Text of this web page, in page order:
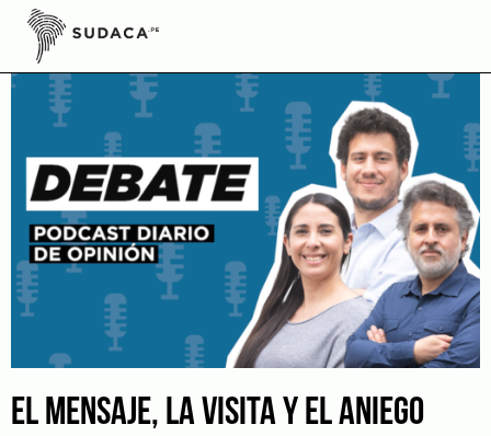
Skip
content
EL MENSAJE, LA VISITA Y EL ANIEGO